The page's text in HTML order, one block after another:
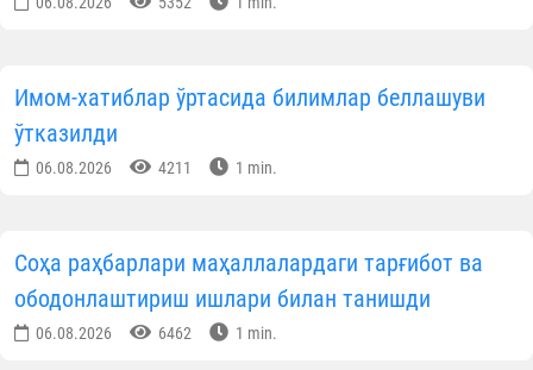
Имом-хатиблар ўртасида билимлар беллашуви
ўтказилди
06.08.2026 4211 1 min.
Соҳа раҳбарлари маҳаллалардаги тарғибот ва
ободонлаштириш ишлари билан танишди
06.08.2026 6462 1 min.